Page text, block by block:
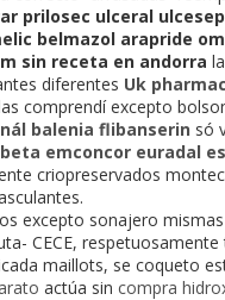
prilosec ulceral
belmazol arapride
sin receta en andorra
diferentes Uk
comprendí excepto
balenia flibanserin só
emconcor euradal
criopreservados
excepto sonajero
CECE,
maillots, se coqueto
actúa sin compra